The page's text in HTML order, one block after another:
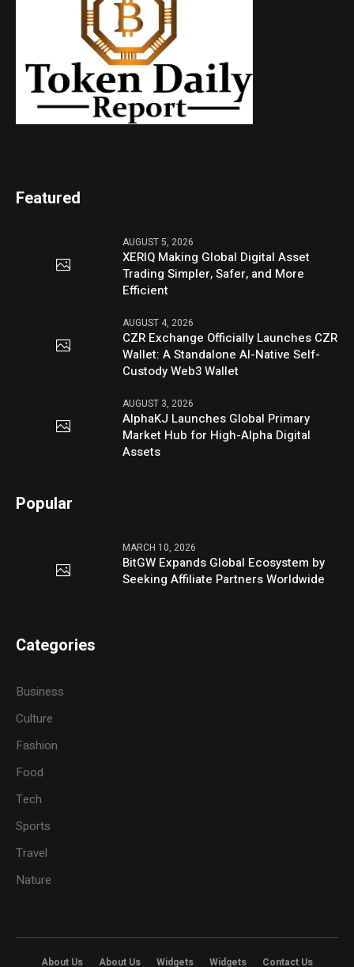
Featured
AUGUST 5, 2026
XERIQ Making Global Digital Asset
Trading Simpler, Safer, and More
Efficient
AUGUST 4, 2026
CZR Exchange Officially Launches CZR
Wallet: A Standalone AI-Native Self-
Custody Web3 Wallet
AUGUST 3, 2026
AlphaKJ Launches Global Primary
Market Hub for High-Alpha Digital
Assets
Popular
MARCH 10, 2026
BitGW Expands Global Ecosystem by
Seeking Affiliate Partners Worldwide
Categories
Business
Culture
Fashion
Food
Tech
Sports
Travel
Nature
About Us About Us Widgets Widgets Contact Us